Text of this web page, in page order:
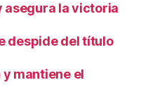
asegura la victoria
despide del título
mantiene el